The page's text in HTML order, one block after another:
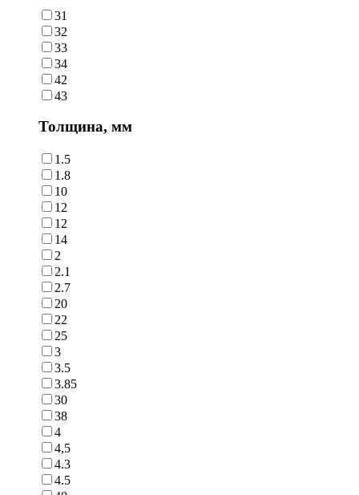
31
32
33
34
42
43
Толщина, мм
1.5
1.8
10
12
12
14
2
2.1
2.7
20
22
25
3
3.5
3.85
30
38
4
4,5
4.3
4.5